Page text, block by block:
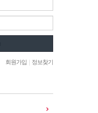
회원가입 정보찾기